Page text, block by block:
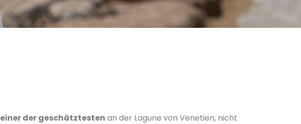
einer der geschätztesten an der Lagune von Venetien, nicht